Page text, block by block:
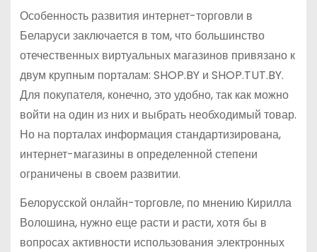
Особенность развития интернет-торговли в
Беларуси заключается в том, что большинство
отечественных виртуальных магазинов привязано к
двум крупным порталам: SHOP.BY и SHOP.TUT.BY.
Для покупателя, конечно, это удобно, так как можно
войти на один из них и выбрать необходимый товар.
Но на порталах информация стандартизирована,
интернет-магазины в определенной степени
ограничены в своем развитии.
Белорусской онлайн-торговле, по мнению Кирилла
Волошина, нужно еще расти и расти, хотя бы в
вопросах активности использования электронных